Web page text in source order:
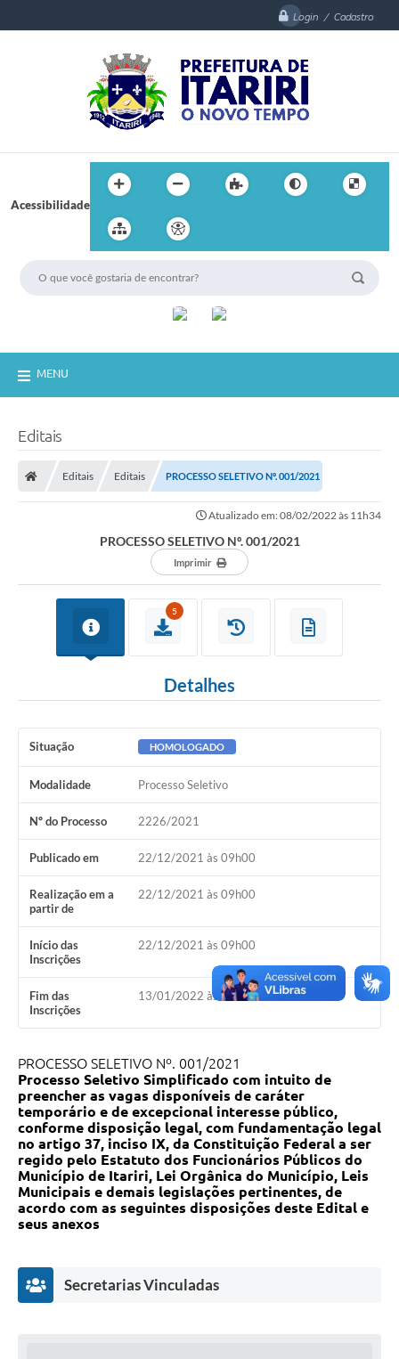
Login / Cadastro
Acessibilidade
MENU
Editais
Editais Editais PROCESSO SELETIVO Nº. 001/2021
Atualizado em: 08/02/2022 às 11h34
PROCESSO SELETIVO Nº. 001/2021
Imprimir
5
Detalhes
Situação HOMOLOGADO
Modalidade Processo Seletivo
Nº do Processo 2226/2021
Publicado em 22/12/2021 às 09h00
Realização em a
partir de
22/12/2021 às 09h00
Início das
Inscrições
22/12/2021 às 09h00
Fim das
Inscrições
13/01/2022 às 23h59
PROCESSO SELETIVO Nº. 001/2021
Processo Seletivo Simplificado com intuito de
preencher as vagas disponíveis de caráter
temporário e de excepcional interesse público,
conforme disposição legal, com fundamentação legal
no artigo 37, inciso IX, da Constituição Federal a ser
regido pelo Estatuto dos Funcionários Públicos do
Município de Itariri, Lei Orgânica do Município, Leis
Municipais e demais legislações pertinentes, de
acordo com as seguintes disposições deste Edital e
seus anexos
Secretarias Vinculadas